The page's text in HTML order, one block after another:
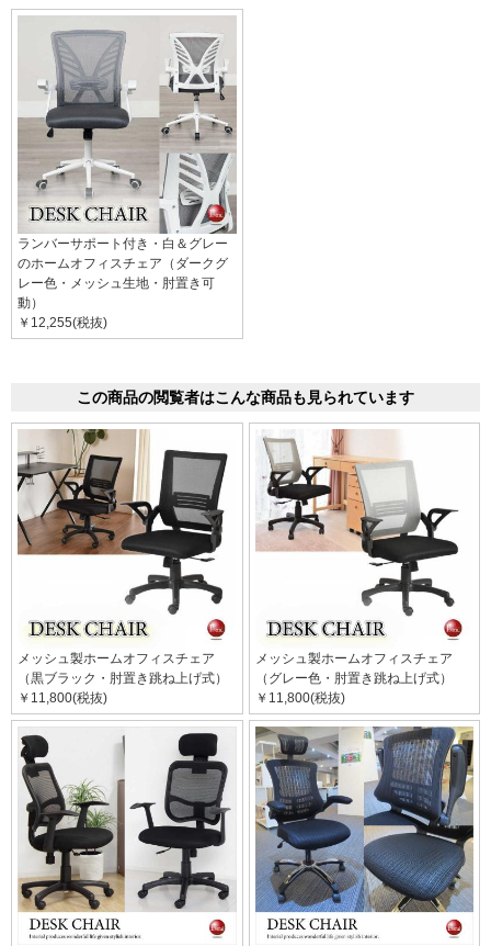
ランバーサポート付き・白＆グレー
のホームオフィスチェア（ダークグ
レー色・メッシュ生地・肘置き可
動）
￥12,255(税抜)
この商品の閲覧者はこんな商品も見られています
メッシュ製ホームオフィスチェア
（黒ブラック・肘置き跳ね上げ式）
￥11,800(税抜)
メッシュ製ホームオフィスチェア
（グレー色・肘置き跳ね上げ式）
￥11,800(税抜)